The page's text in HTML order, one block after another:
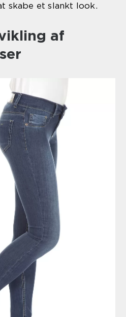
skabe et slankt look.
af